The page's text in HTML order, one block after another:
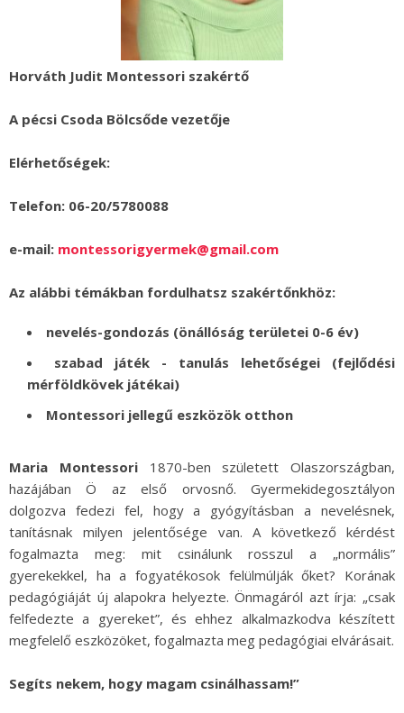
Horváth Judit Montessori szakértő
A pécsi Csoda Bölcsőde vezetője
Elérhetőségek:
Telefon: 06-20/5780088
e-mail: montessorigyermek@gmail.com
Az alábbi témákban fordulhatsz szakértőnkhöz:
nevelés-gondozás (önállóság területei 0-6 év)
szabad játék - tanulás lehetőségei (fejlődési
mérföldkövek játékai)
Montessori jellegű eszközök otthon
Maria Montessori 1870-ben született Olaszországban,
hazájában Ö az első orvosnő. Gyermekidegosztályon
dolgozva fedezi fel, hogy a gyógyításban a nevelésnek,
tanításnak milyen jelentősége van. A következő kérdést
fogalmazta meg: mit csinálunk rosszul a „normális”
gyerekekkel, ha a fogyatékosok felülmúlják őket? Korának
pedagógiáját új alapokra helyezte. Önmagáról azt írja: „csak
felfedezte a gyereket”, és ehhez alkalmazkodva készített
megfelelő eszközöket, fogalmazta meg pedagógiai elvárásait.
Segíts nekem, hogy magam csinálhassam!”